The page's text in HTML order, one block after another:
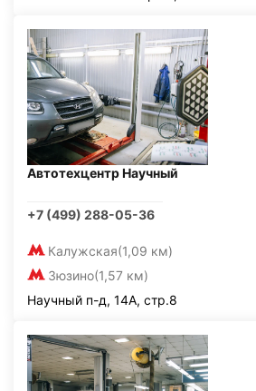
Автотехцентр Научный
+7 (499) 288-05-36
Калужская(1,09 км)
Зюзино(1,57 км)
Научный п-д, 14А, стр.8